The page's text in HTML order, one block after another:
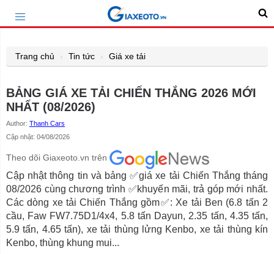
Trang chủ Tin tức Giá xe tải
BẢNG GIÁ XE TẢI CHIẾN THẮNG 2026 MỚI
NHẤT (08/2026)
Author: Thanh Cars
Cập nhật: 04/08/2026
Theo dõi Giaxeoto.vn trên
Cập nhật thông tin và bảng ✅giá xe tải Chiến Thắng tháng
08/2026 cùng chương trình ✅khuyến mãi, trả góp mới nhất.
Các dòng xe tải Chiến Thắng gồm✅: Xe tải Ben (6.8 tấn 2
cầu, Faw FW7.75D1/4x4, 5.8 tấn Dayun, 2.35 tấn, 4.35 tấn,
5.9 tấn, 4.65 tấn), xe tải thùng lửng Kenbo, xe tải thùng kín
Kenbo, thùng khung mui...